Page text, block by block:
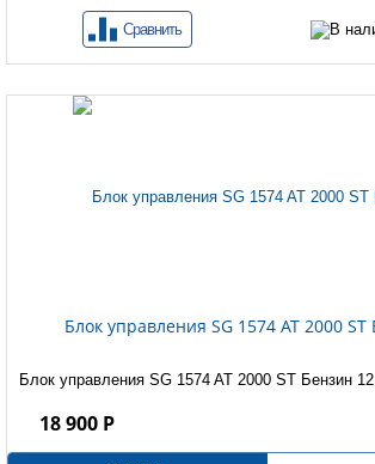
Сравнить
Блок управления SG 1574 AT 2000
Блок управления SG 1574 AT 2000 ST Бензин 12
18 900 Р